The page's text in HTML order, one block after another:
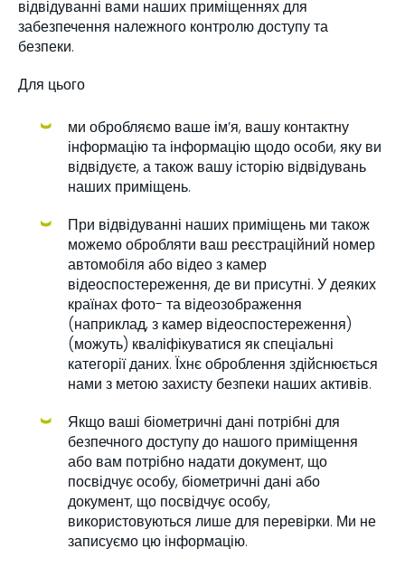
відвідуванні вами наших приміщеннях для
забезпечення належного контролю доступу та
безпеки.
Для цього
ми обробляємо ваше ім’я, вашу контактну
інформацію та інформацію щодо особи, яку ви
відвідуєте, а також вашу історію відвідувань
наших приміщень.
При відвідуванні наших приміщень ми також
можемо обробляти ваш реєстраційний номер
автомобіля або відео з камер
відеоспостереження, де ви присутні. У деяких
країнах фото- та відеозображення
(наприклад, з камер відеоспостереження)
(можуть) кваліфікуватися як спеціальні
категорії даних. Їхнє оброблення здійснюється
нами з метою захисту безпеки наших активів.
Якщо ваші біометричні дані потрібні для
безпечного доступу до нашого приміщення
або вам потрібно надати документ, що
посвідчує особу, біометричні дані або
документ, що посвідчує особу,
використовуються лише для перевірки. Ми не
записуємо цю інформацію.